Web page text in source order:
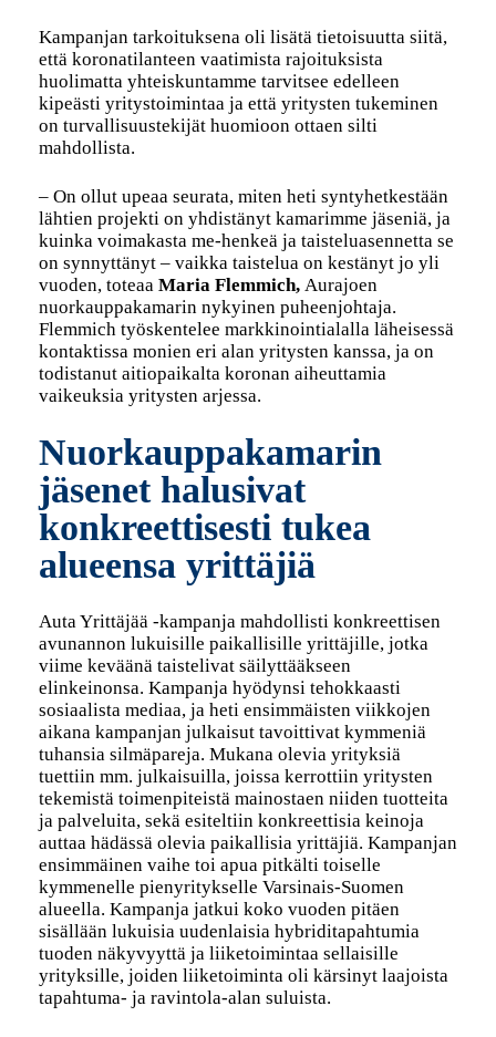
Kampanjan tarkoituksena oli lisätä tietoisuutta siitä,
että koronatilanteen vaatimista rajoituksista
huolimatta yhteiskuntamme tarvitsee edelleen
kipeästi yritystoimintaa ja että yritysten tukeminen
on turvallisuustekijät huomioon ottaen silti
mahdollista.
– On ollut upeaa seurata, miten heti syntyhetkestään
lähtien projekti on yhdistänyt kamarimme jäseniä, ja
kuinka voimakasta me-henkeä ja taisteluasennetta se
on synnyttänyt – vaikka taistelua on kestänyt jo yli
vuoden, toteaa Maria Flemmich, Aurajoen
nuorkauppakamarin nykyinen puheenjohtaja.
Flemmich työskentelee markkinointialalla läheisessä
kontaktissa monien eri alan yritysten kanssa, ja on
todistanut aitiopaikalta koronan aiheuttamia
vaikeuksia yritysten arjessa.
Nuorkauppakamarin
jäsenet halusivat
konkreettisesti tukea
alueensa yrittäjiä
Auta Yrittäjää -kampanja mahdollisti konkreettisen
avunannon lukuisille paikallisille yrittäjille, jotka
viime keväänä taistelivat säilyttääkseen
elinkeinonsa. Kampanja hyödynsi tehokkaasti
sosiaalista mediaa, ja heti ensimmäisten viikkojen
aikana kampanjan julkaisut tavoittivat kymmeniä
tuhansia silmäpareja. Mukana olevia yrityksiä
tuettiin mm. julkaisuilla, joissa kerrottiin yritysten
tekemistä toimenpiteistä mainostaen niiden tuotteita
ja palveluita, sekä esiteltiin konkreettisia keinoja
auttaa hädässä olevia paikallisia yrittäjiä. Kampanjan
ensimmäinen vaihe toi apua pitkälti toiselle
kymmenelle pienyritykselle Varsinais-Suomen
alueella. Kampanja jatkui koko vuoden pitäen
sisällään lukuisia uudenlaisia hybriditapahtumia
tuoden näkyvyyttä ja liiketoimintaa sellaisille
yrityksille, joiden liiketoiminta oli kärsinyt laajoista
tapahtuma- ja ravintola-alan suluista.